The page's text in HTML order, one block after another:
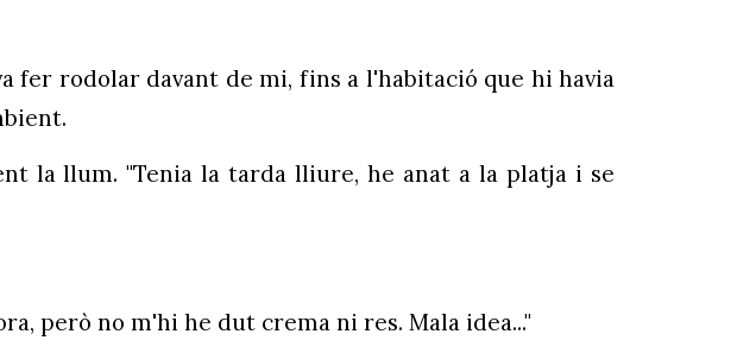
fer rodolar davant de mi, fins a l'habitació que hi havia
la llum. "Tenia la tarda lliure, he anat a la platja i se
però no m'hi he dut crema ni res. Mala idea..."